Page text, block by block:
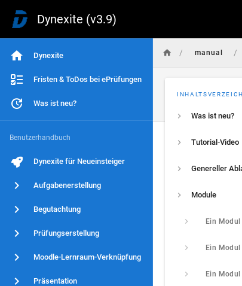
Dynexite (v3.9)
Dynexite
Fristen & ToDos bei ePrüfungen
Was ist neu?
Benutzerhandbuch
Dynexite für Neueinsteiger
Aufgabenerstellung
Begutachtung
Prüfungserstellung
Moodle-Lernraum-Verknüpfung
Präsentation
/ manual /
Was ist neu?
Tutorial-Video
Genereller
Module
Ein
Ein
Ein